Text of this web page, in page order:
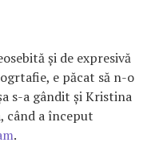
și de expresivă
e păcat să n-o
s-a gândit și Kristina
când a început
.